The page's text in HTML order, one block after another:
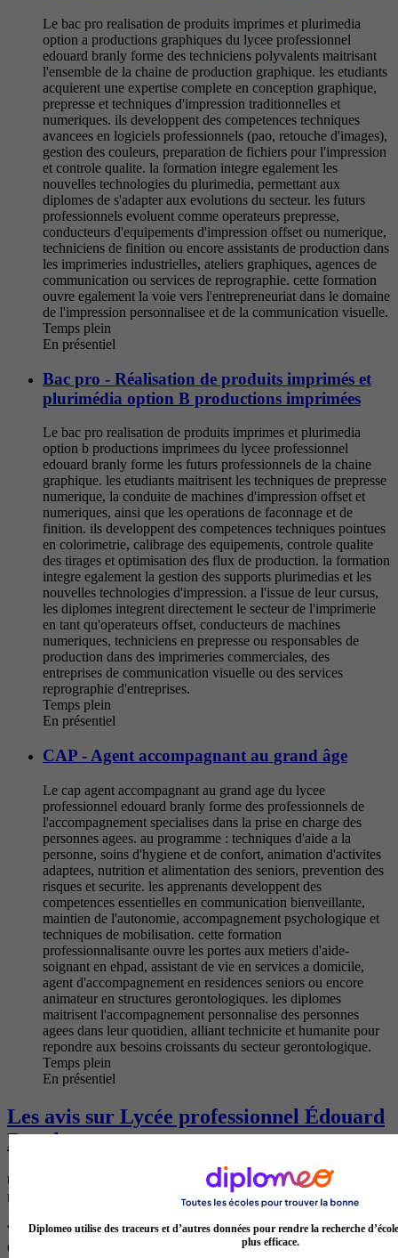
Le bac pro realisation de produits imprimes et plurimedia
option a productions graphiques du lycee professionnel
edouard branly forme des techniciens polyvalents maitrisant
l'ensemble de la chaine de production graphique. les etudiants
acquierent une expertise complete en conception graphique,
prepresse et techniques d'impression traditionnelles et
numeriques. ils developpent des competences techniques
avancees en logiciels professionnels (pao, retouche d'images),
gestion des couleurs, preparation de fichiers pour l'impression
et controle qualite. la formation integre egalement les
nouvelles technologies du plurimedia, permettant aux
diplomes de s'adapter aux evolutions du secteur. les futurs
professionnels evoluent comme operateurs prepresse,
conducteurs d'equipements d'impression offset ou numerique,
techniciens de finition ou encore assistants de production dans
les imprimeries industrielles, ateliers graphiques, agences de
communication ou services de reprographie. cette formation
ouvre egalement la voie vers l'entrepreneuriat dans le domaine
de l'impression personnalisee et de la communication visuelle.
Temps plein
En présentiel
Bac pro - Réalisation de produits imprimés et
plurimédia option B productions imprimées
Le bac pro realisation de produits imprimes et plurimedia
option b productions imprimees du lycee professionnel
edouard branly forme les futurs professionnels de la chaine
graphique. les etudiants maitrisent les techniques de prepresse
numerique, la conduite de machines d'impression offset et
numeriques, ainsi que les operations de faconnage et de
finition. ils developpent des competences techniques pointues
en colorimetrie, calibrage des equipements, controle qualite
des tirages et optimisation des flux de production. la formation
integre egalement la gestion des supports plurimedias et les
nouvelles technologies d'impression. a l'issue de leur cursus,
les diplomes integrent directement le secteur de l'imprimerie
en tant qu'operateurs offset, conducteurs de machines
numeriques, techniciens en prepresse ou responsables de
production dans des imprimeries commerciales, des
entreprises de communication visuelle ou des services
reprographie d'entreprises.
Temps plein
En présentiel
CAP - Agent accompagnant au grand âge
Le cap agent accompagnant au grand age du lycee
professionnel edouard branly forme des professionnels de
l'accompagnement specialises dans la prise en charge des
personnes agees. au programme : techniques d'aide a la
personne, soins d'hygiene et de confort, animation d'activites
adaptees, nutrition et alimentation des seniors, prevention des
risques et securite. les apprenants developpent des
competences essentielles en communication bienveillante,
maintien de l'autonomie, accompagnement psychologique et
techniques de mobilisation. cette formation
professionnalisante ouvre les portes aux metiers d'aide-
soignant en ehpad, assistant de vie en services a domicile,
agent d'accompagnement en residences seniors ou encore
animateur en structures gerontologiques. les diplomes
maitrisent l'accompagnement personnalise des personnes
agees dans leur quotidien, alliant technicite et humanite pour
repondre aux besoins croissants du secteur gerontologique.
Temps plein
En présentiel
Les avis sur Lycée professionnel Édouard
Branly
note de
note de 3/5
1 avis
COURS
Diplomeo utilise des traceurs et d’autres données pour rendre la recherche
plus efficace.